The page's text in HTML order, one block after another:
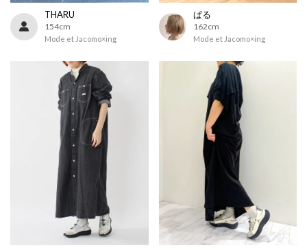
THARU
154cm
Mode et Jacomo×ing
ぱる
162cm
Mode et Jacomo×ing